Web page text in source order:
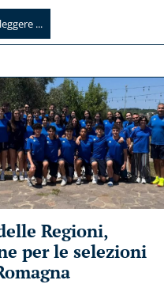
...
Regioni,
per le selezioni